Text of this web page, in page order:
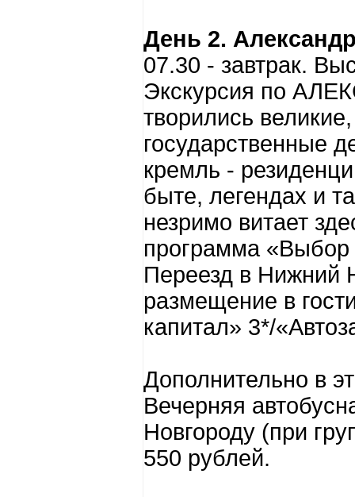
День 2.
07.30 - завтрак.
Экскурсия по
творились
государственные
кремль -
быте, легендах и
незримо витает
программа «Выбор
Переезд в Нижний
размещение в
капитал» 3*/
Дополнительно в
Вечерняя
Новгороду (при
550 рублей.